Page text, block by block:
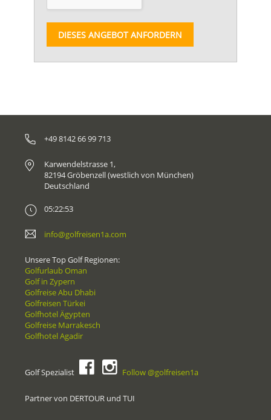
DIESES ANGEBOT ANFORDERN
+49 8142 66 99 713
Karwendelstrasse 1,
82194 Gröbenzell (westlich von München)
Deutschland
05:22:53
info@golfreisen1a.com
Unsere Top Golf Regionen:
Golfurlaub Oman
Golf in Zypern
Golfreise Abu Dhabi
Golfreisen Türkei
Golfhotel Ägypten
Golfreise Marrakesch
Golfhotel Agadir
Golf Spezialist Follow @golfreisen1a
Partner von DERTOUR und TUI